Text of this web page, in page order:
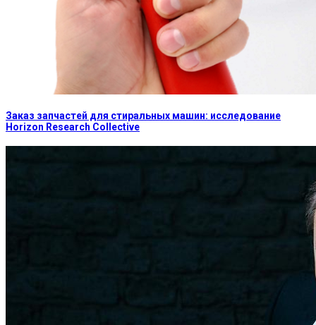
Заказ запчастей для стиральных машин: исследование
Horizon Research Collective